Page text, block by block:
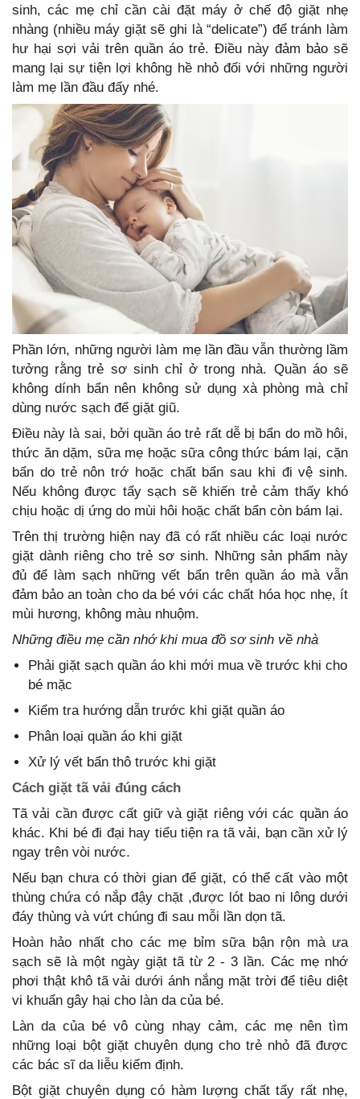
sinh, các mẹ chỉ cần cài đặt máy ở chế độ giặt nhẹ
nhàng (nhiều máy giặt sẽ ghi là “delicate”) để tránh làm
hư hại sợi vải trên quần áo trẻ. Điều này đảm bảo sẽ
mang lại sự tiện lợi không hề nhỏ đối với những người
làm mẹ lần đầu đấy nhé.
Phần lớn, những người làm mẹ lần đầu vẫn thường lầm
tưởng rằng trẻ sơ sinh chỉ ở trong nhà. Quần áo sẽ
không dính bẩn nên không sử dụng xà phòng mà chỉ
dùng nước sạch để giặt giũ.
Điều này là sai, bởi quần áo trẻ rất dễ bị bẩn do mồ hôi,
thức ăn dặm, sữa mẹ hoặc sữa công thức bám lại, cặn
bẩn do trẻ nôn trớ hoặc chất bẩn sau khi đi vệ sinh.
Nếu không được tẩy sạch sẽ khiến trẻ cảm thấy khó
chịu hoặc dị ứng do mùi hôi hoặc chất bẩn còn bám lại.
Trên thị trường hiện nay đã có rất nhiều các loại nước
giặt dành riêng cho trẻ sơ sinh. Những sản phẩm này
đủ để làm sạch những vết bẩn trên quần áo mà vẫn
đảm bảo an toàn cho da bé với các chất hóa học nhẹ, ít
mùi hương, không màu nhuộm.
Những điều mẹ cần nhớ khi mua đồ sơ sinh về nhà
Phải giặt sạch quần áo khi mới mua về trước khi cho
bé mặc
Kiểm tra hướng dẫn trước khi giặt quần áo
Phân loại quần áo khi giặt
Xử lý vết bẩn thô trước khi giặt
Cách giặt tã vải đúng cách
Tã vải cần được cất giữ và giặt riêng với các quần áo
khác. Khi bé đi đại hay tiểu tiện ra tã vải, bạn cần xử lý
ngay trên vòi nước.
Nếu bạn chưa có thời gian để giặt, có thể cất vào một
thùng chứa có nắp đậy chặt ,được lót bao ni lông dưới
đáy thùng và vứt chúng đi sau mỗi lần dọn tã.
Hoàn hảo nhất cho các mẹ bỉm sữa bận rộn mà ưa
sạch sẽ là một ngày giặt tã từ 2 - 3 lần. Các mẹ nhớ
phơi thật khô tã vải dưới ánh nắng mặt trời để tiêu diệt
vi khuẩn gây hại cho làn da của bé.
Làn da của bé vô cùng nhạy cảm, các mẹ nên tìm
những loại bột giặt chuyên dụng cho trẻ nhỏ đã được
các bác sĩ da liễu kiểm định.
Bột giặt chuyên dụng có hàm lượng chất tẩy rất nhẹ,